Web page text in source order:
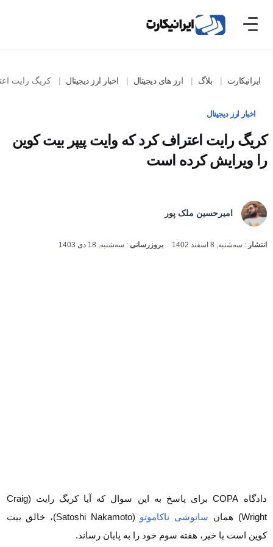
ایرانیکارت بلاگ ارز های دیجیتال اخبار ارز دیجیتال کریگ رایت
اخبار ارز دیجیتال
کریگ رایت اعتراف کرد که وایت پیپر بیت کوین را
ویرایش کرده است
امیرحسین ملک پور
انتشار: سه‌شنبه, 8 اسفند 1402 بروزرسانی:سه‌شنبه, 18 دی 1403
دادگاه COPA برای پاسخ به این سوال که آیا کریگ رایت (Craig Wright)
همانساتوشی ناکاموتو
(Satoshi Nakamoto)، خالق بیت کوین است یا
خیر، هفته سوم خود را به پایان رساند.